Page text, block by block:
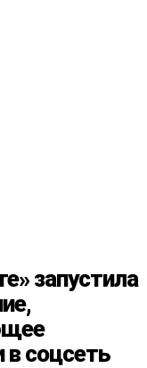
запустила
в соцсеть